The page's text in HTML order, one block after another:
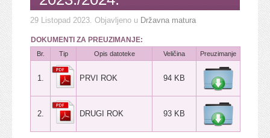
29 Listopad 2023. Objavljeno u Državna matura
DOKUMENTI ZA PREUZIMANJE:
Br. Tip Opis datoteke Veličina Preuzimanje
1. PRVI ROK 94 KB
2. DRUGI ROK 93 KB